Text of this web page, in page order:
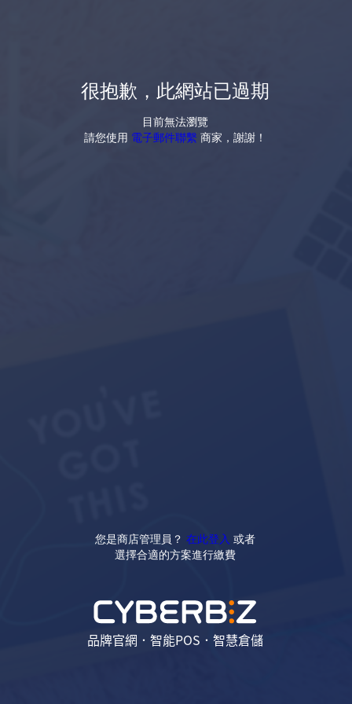
很抱歉，此網站已過期
目前無法瀏覽
請您使用 電子郵件聯繫 商家，謝謝！
您是商店管理員？ 在此登入 或者
選擇合適的方案進行繳費